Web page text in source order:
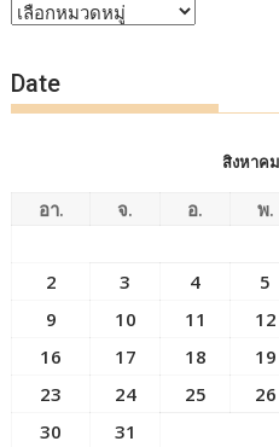
หัวข้อ
Date
สิงหาค
อา. จ. อ. พ.
2
3 4 5
9
10 11 12
16
17 18 19
23
24 25 26
30
31